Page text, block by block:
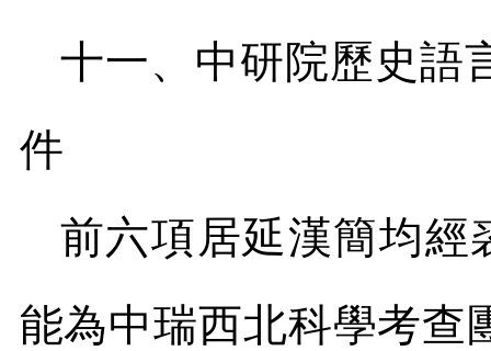
十一、中研院歷史語
件
前六項居延漢簡均經
能為中瑞西北科學考查